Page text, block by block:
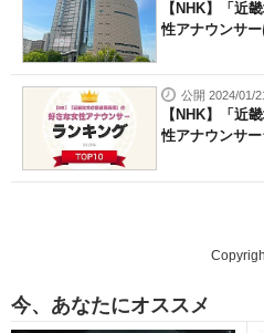
【NHK】「近
性アナウンサー
公開 2024/01/21
【NHK】「近
性アナウンサ
今、あなたにオススメ